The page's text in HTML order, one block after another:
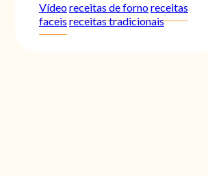
Vídeoreceitas de fornoreceitas
faceisreceitas tradicionais